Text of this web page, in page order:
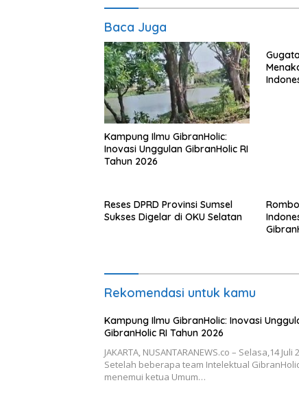
Baca Juga
Kampung Ilmu GibranHolic:
Inovasi Unggulan GibranHolic RI
Tahun 2026
Reses DPRD Provinsi Sumsel
Sukses Digelar di OKU Selatan
Rekomendasi untuk kamu
Kampung Ilmu GibranHolic: Inovasi
GibranHolic RI Tahun 2026
JAKARTA, NUSANTARANEWS.co – Selasa,14 Juli
Setelah beberapa team Intelektual
menemui ketua Umum…